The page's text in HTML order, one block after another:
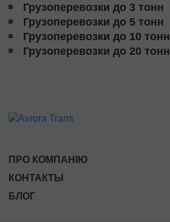
Грузоперевозки до 3 тонн
Грузоперевозки до 5 тонн
Грузоперевозки до 10 тонн
Грузоперевозки до 20 тонн
ПРО КОМПАНІЮ
КОНТАКТЫ
БЛОГ